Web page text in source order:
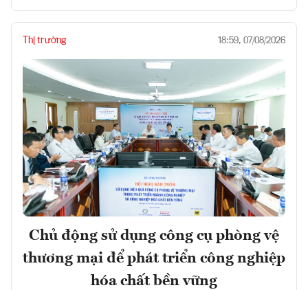
Thị trường 18:59, 07/08/2026
Chủ động sử dụng công cụ phòng vệ
thương mại để phát triển công nghiệp
hóa chất bền vững